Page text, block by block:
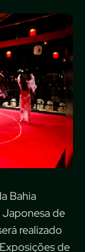
Bahia
Japonesa de
realizado
de